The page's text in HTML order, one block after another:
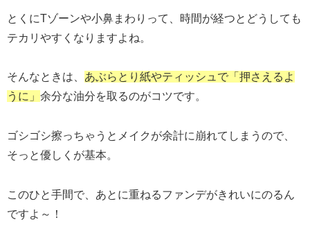
とくにTゾーンや小鼻まわりって、時間が経つとどうしても
テカリやすくなりますよね。
そんなときは、 あぶらとり紙やティッシュで「押さえるよ
うに」 余分な油分を取るのがコツです。
ゴシゴシ擦っちゃうとメイクが余計に崩れてしまうので、
そっと優しくが基本。
このひと手間で、あとに重ねるファンデがきれいにのるん
ですよ～！